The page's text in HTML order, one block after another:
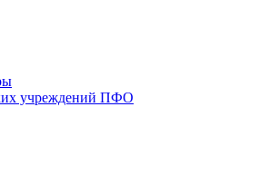
учреждений ПФО